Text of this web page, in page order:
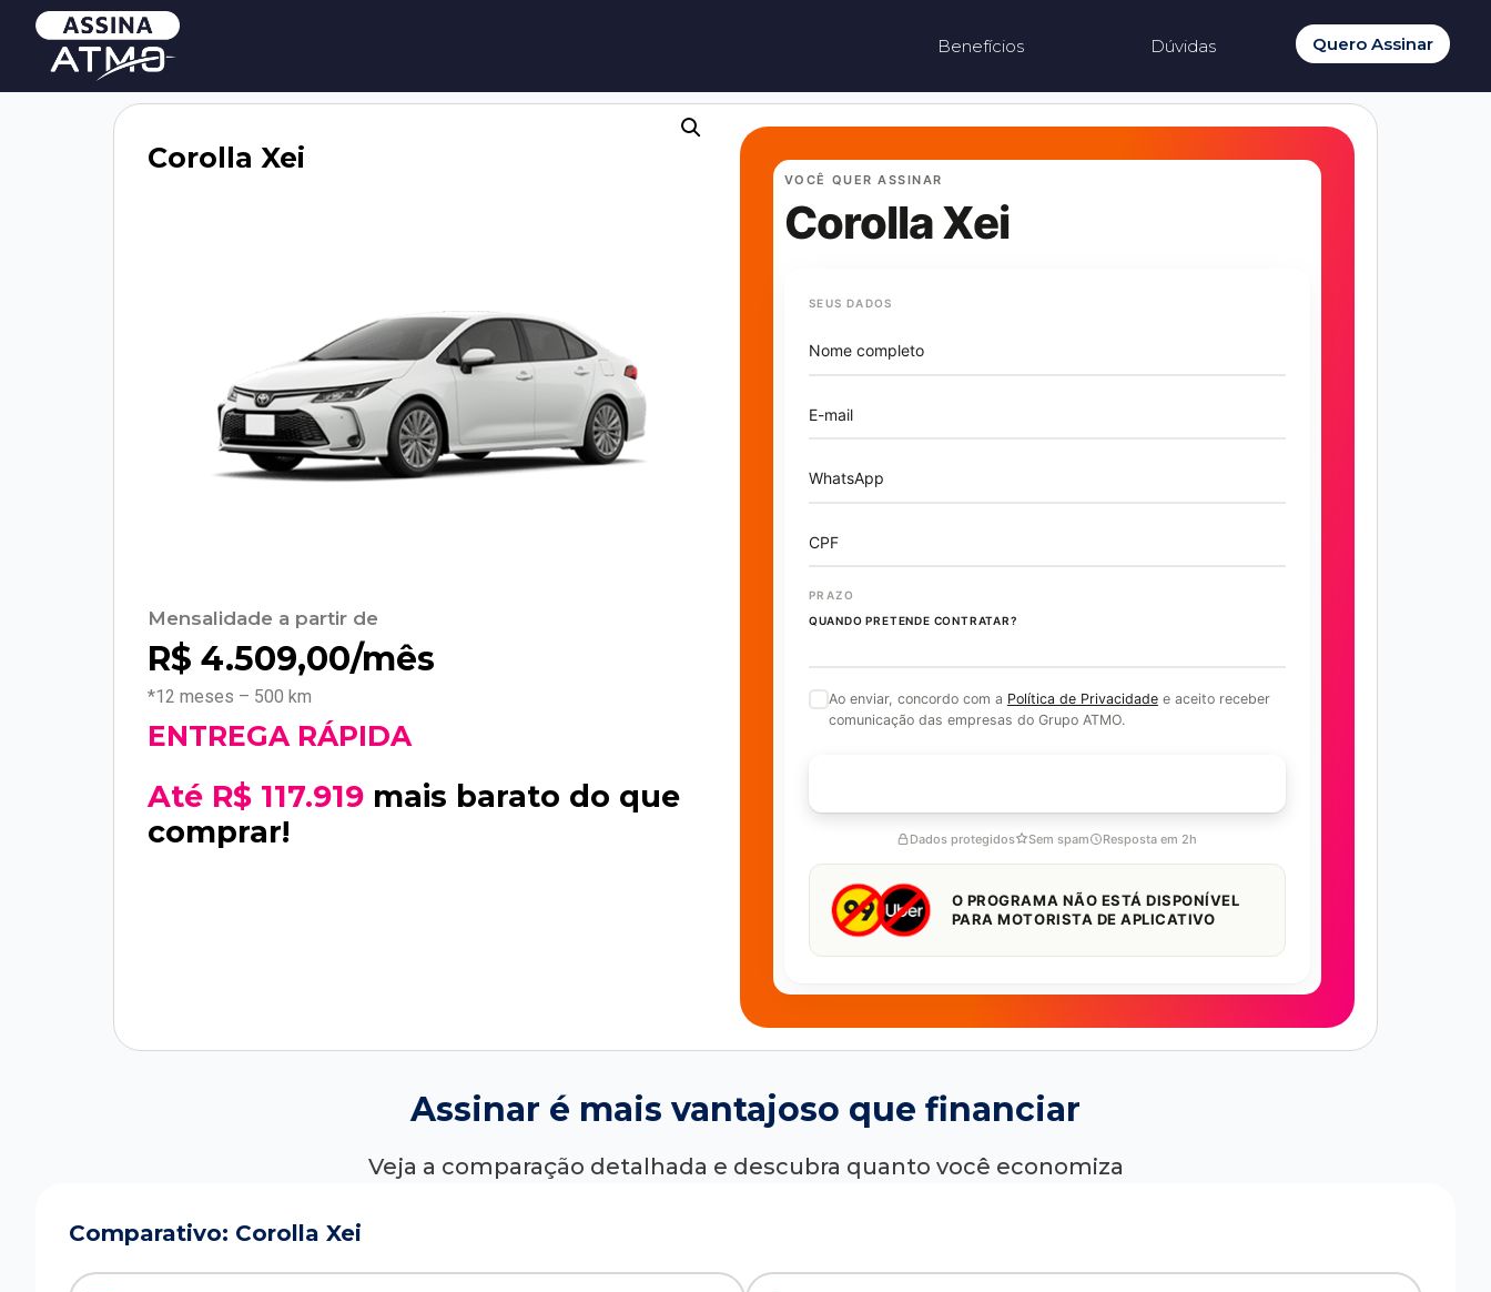
Dúvidas
Benefícios Quero Assinar
Corolla Xei
Mensalidade a partir de
R$ 4.509,00/mês
*12 meses – 500 km
ENTREGA RÁPIDA
Até R$ 117.919 mais barato do que
comprar!
VOCÊ QUER ASSINAR
Corolla Xei
SEUS DADOS
Nome completo
E-mail
WhatsApp
CPF
PRAZO
QUANDO PRETENDE CONTRATAR?
Ao enviar, concordo com a Política de Privacidadee aceito receber
comunicação das empresas do Grupo ATMO.
Dados protegidos Sem spam Resposta em 2h
O PROGRAMA NÃO ESTÁ DISPONÍVEL
PARA MOTORISTA DE APLICATIVO
Assinar é mais vantajoso que financiar
Veja a comparação detalhada e descubra quanto você economiza
Comparativo: Corolla Xei